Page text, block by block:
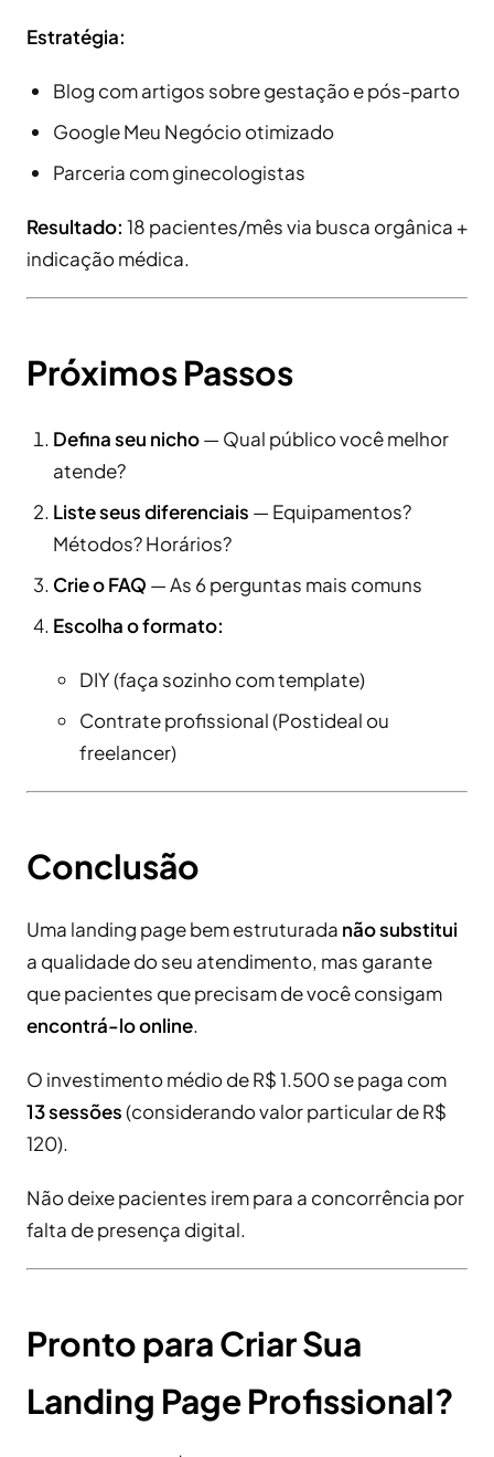
Estratégia:
Blog com artigos sobre gestação e pós-parto
Google Meu Negócio otimizado
Parceria com ginecologistas
Resultado: 18 pacientes/mês via busca orgânica +
indicação médica.
Próximos Passos
Defina seu nicho— Qual público você melhor
atende?
Liste seus diferenciais — Equipamentos?
Métodos? Horários?
Crie o FAQ — As 6 perguntas mais comuns
Escolha o formato:
DIY (faça sozinho com template)
Contrate profissional (Postideal ou
freelancer)
Conclusão
Uma landing page bem estruturada não substitui
a qualidade do seu atendimento, mas garante
que pacientes que precisam de você consigam
encontrá-lo online.
O investimento médio de R$ 1.500 se paga com
13 sessões(considerando valor particular de R$
120).
Não deixe pacientes irem para a concorrência por
falta de presença digital.
Pronto para Criar Sua
Landing Page Profissional?